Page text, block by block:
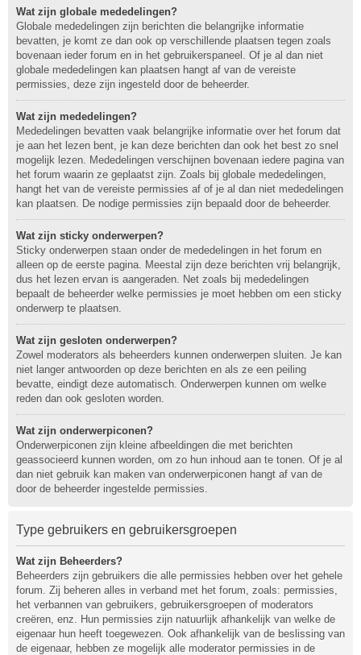
Wat zijn globale mededelingen?
Globale mededelingen zijn berichten die belangrijke informatie
bevatten, je komt ze dan ook op verschillende plaatsen tegen zoals
bovenaan ieder forum en in het gebruikerspaneel. Of je al dan niet
globale mededelingen kan plaatsen hangt af van de vereiste
permissies, deze zijn ingesteld door de beheerder.
Wat zijn mededelingen?
Mededelingen bevatten vaak belangrijke informatie over het forum dat
je aan het lezen bent, je kan deze berichten dan ook het best zo snel
mogelijk lezen. Mededelingen verschijnen bovenaan iedere pagina van
het forum waarin ze geplaatst zijn. Zoals bij globale mededelingen,
hangt het van de vereiste permissies af of je al dan niet mededelingen
kan plaatsen. De nodige permissies zijn bepaald door de beheerder.
Wat zijn sticky onderwerpen?
Sticky onderwerpen staan onder de mededelingen in het forum en
alleen op de eerste pagina. Meestal zijn deze berichten vrij belangrijk,
dus het lezen ervan is aangeraden. Net zoals bij mededelingen
bepaalt de beheerder welke permissies je moet hebben om een sticky
onderwerp te plaatsen.
Wat zijn gesloten onderwerpen?
Zowel moderators als beheerders kunnen onderwerpen sluiten. Je kan
niet langer antwoorden op deze berichten en als ze een peiling
bevatte, eindigt deze automatisch. Onderwerpen kunnen om welke
reden dan ook gesloten worden.
Wat zijn onderwerpiconen?
Onderwerpiconen zijn kleine afbeeldingen die met berichten
geassocieerd kunnen worden, om zo hun inhoud aan te tonen. Of je al
dan niet gebruik kan maken van onderwerpiconen hangt af van de
door de beheerder ingestelde permissies.
Type gebruikers en gebruikersgroepen
Wat zijn Beheerders?
Beheerders zijn gebruikers die alle permissies hebben over het gehele
forum. Zij beheren alles in verband met het forum, zoals: permissies,
het verbannen van gebruikers, gebruikersgroepen of moderators
creëren, enz. Hun permissies zijn natuurlijk afhankelijk van welke de
eigenaar hun heeft toegewezen. Ook afhankelijk van de beslissing van
de eigenaar, hebben ze mogelijk alle moderator permissies in de